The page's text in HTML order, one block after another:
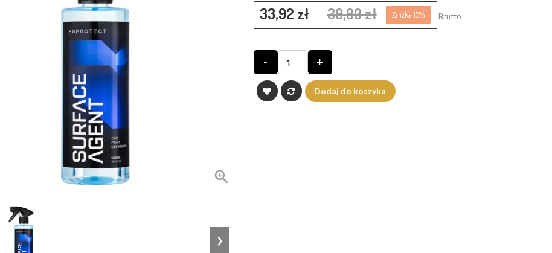

❯
33,92 zł 39,90 zł Zniżka 15% Brutto
- +
Dodaj do koszyka